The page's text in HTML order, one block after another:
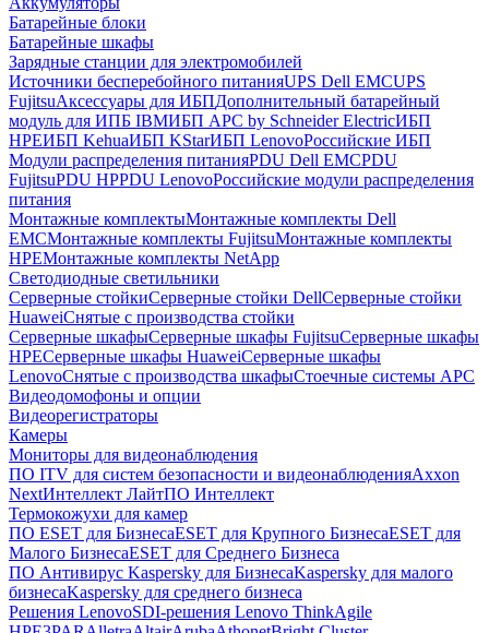
Батарейные блоки
Батарейные шкафы
Зарядные станции для электромобилей
Источники бесперебойного питанияUPS Dell EMCUPS
FujitsuАксессуары для ИБПДополнительный батарейный
модуль для ИПБ IBMИБП APC by Schneider ElectricИБП
HPEИБП KehuaИБП KStarИБП LenovoРоссийские ИБП
Модули распределения питанияPDU Dell EMCPDU
FujitsuPDU HPPDU LenovoРоссийские модули распределения
питания
Монтажные комплектыМонтажные комплекты Dell
EMCМонтажные комплекты FujitsuМонтажные комплекты
HPEМонтажные комплекты NetApp
Светодиодные светильники
Серверные стойкиСерверные стойки DellСерверные стойки
HuaweiСнятые с производства стойки
Серверные шкафыСерверные шкафы FujitsuСерверные шкафы
HPEСерверные шкафы HuaweiСерверные шкафы
LenovoСнятые с производства шкафыСтоечные системы APC
Видеодомофоны и опции
Видеорегистраторы
Камеры
Мониторы для видеонаблюдения
ПО ITV для систем безопасности и видеонаблюденияAxxon
NextИнтеллект ЛайтПО Интеллект
Термокожухи для камер
ПО ESET для БизнесаESET для Крупного БизнесаESET для
Малого БизнесаESET для Среднего Бизнеса
ПО Антивирус Kaspersky для БизнесаKaspersky для малого
бизнесаKaspersky для среднего бизнеса
Решения LenovoSDI-решения Lenovo ThinkAgile